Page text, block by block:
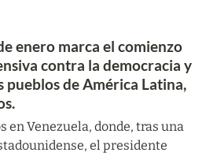
enero marca el comienzo
contra la democracia y
pueblos de América Latina,
en Venezuela, donde, tras una
el presidente